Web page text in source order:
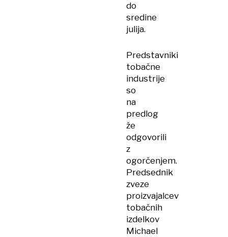
do
sredine
julija.
Predstavniki
tobačne
industrije
so
na
predlog
že
odgovorili
z
ogorčenjem.
Predsednik
zveze
proizvajalcev
tobačnih
izdelkov
Michael